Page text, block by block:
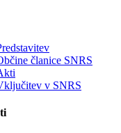
članice SNRS
v SNRS